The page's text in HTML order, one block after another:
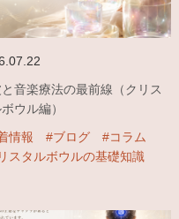
と音楽療法の最前線（クリス
ウル編）
情報
#ブログ
#コラム
スタルボウルの基礎知識